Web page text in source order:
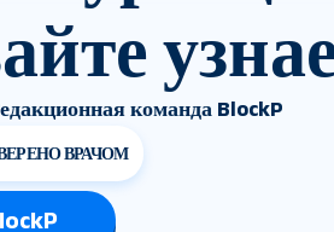
команда BlockP
ВРАЧОМ